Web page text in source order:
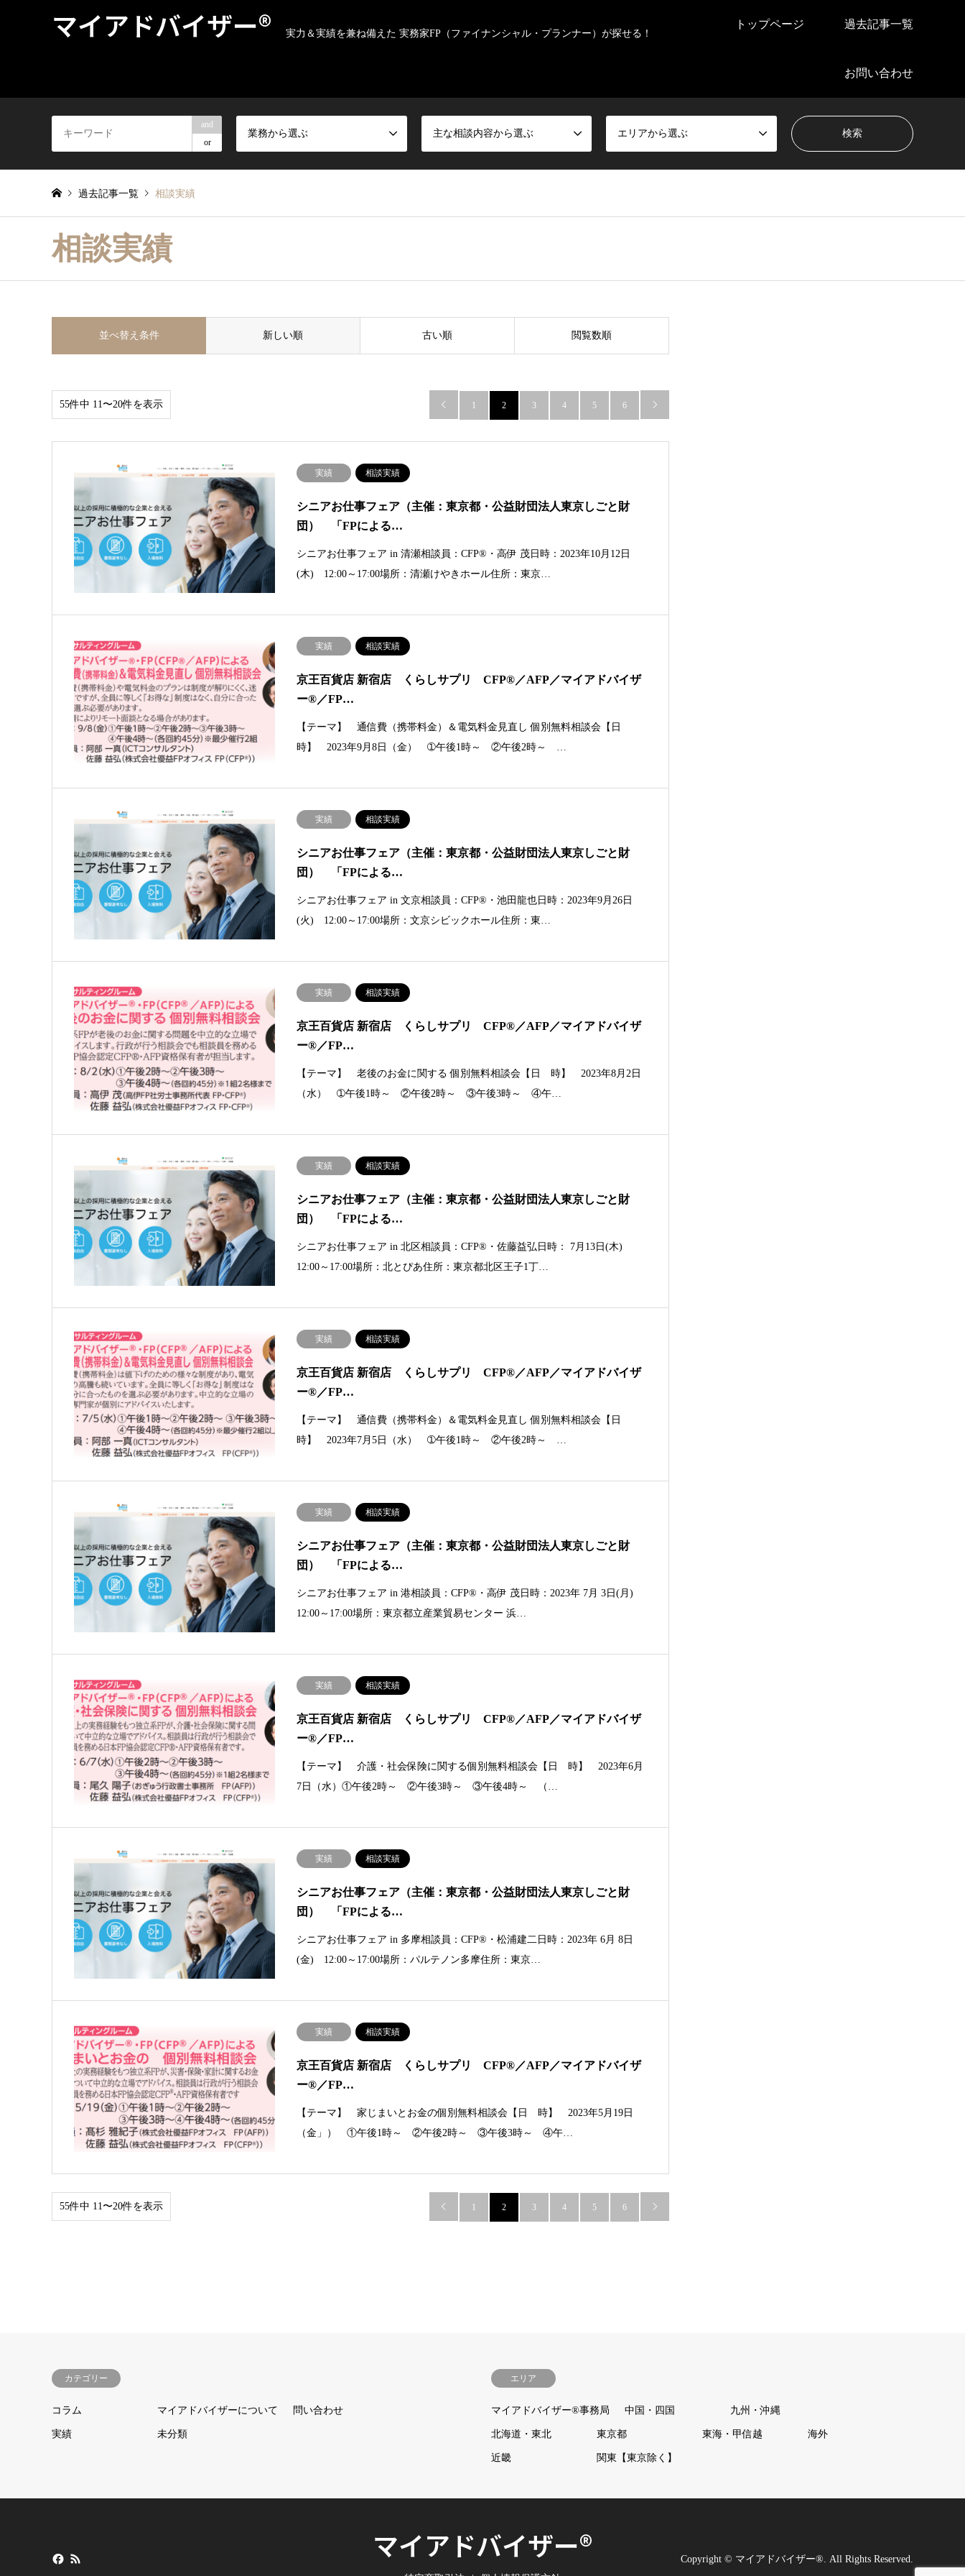
マイアドバイザー® 実力＆実績を兼ね備えた 実務家FP（ファイナンシャル・プランナー）が探せる！
トップページ 過去記事一覧
お問い合わせ
and
or
業務から選ぶ 主な相談内容から選ぶ エリアから選ぶ
過去記事一覧 相談実績
相談実績
並べ替え条件 新しい順 古い順 閲覧数順
55件中 11〜20件を表示  1 2 3 4 5 6 
実績 相談実績
シニアお仕事フェア（主催：東京都・公益財団法人東京しごと財
団） 「FPによる…
シニアお仕事フェア in 清瀬相談員：CFP®・高伊 茂日時：2023年10月12日
(木) 12:00～17:00場所：清瀬けやきホール住所：東京…
実績 相談実績
京王百貨店 新宿店 くらしサプリ CFP®／AFP／マイアドバイザ
ー®／FP…
【テーマ】 通信費（携帯料金）＆電気料金見直し 個別無料相談会【日
時】 2023年9月8日（金） ➀午後1時～ ②午後2時～ …
実績 相談実績
シニアお仕事フェア（主催：東京都・公益財団法人東京しごと財
団） 「FPによる…
シニアお仕事フェア in 文京相談員：CFP®・池田龍也日時：2023年9月26日
(火) 12:00～17:00場所：文京シビックホール住所：東…
実績 相談実績
京王百貨店 新宿店 くらしサプリ CFP®／AFP／マイアドバイザ
ー®／FP…
【テーマ】 老後のお金に関する 個別無料相談会【日 時】 2023年8月2日
（水） ➀午後1時～ ②午後2時～ ③午後3時～ ④午…
実績 相談実績
シニアお仕事フェア（主催：東京都・公益財団法人東京しごと財
団） 「FPによる…
シニアお仕事フェア in 北区相談員：CFP®・佐藤益弘日時： 7月13日(木)
12:00～17:00場所：北とぴあ住所：東京都北区王子1丁…
実績 相談実績
京王百貨店 新宿店 くらしサプリ CFP®／AFP／マイアドバイザ
ー®／FP…
【テーマ】 通信費（携帯料金）＆電気料金見直し 個別無料相談会【日
時】 2023年7月5日（水） ➀午後1時～ ②午後2時～ …
実績 相談実績
シニアお仕事フェア（主催：東京都・公益財団法人東京しごと財
団） 「FPによる…
シニアお仕事フェア in 港相談員：CFP®・高伊 茂日時：2023年 7月 3日(月)
12:00～17:00場所：東京都立産業貿易センター 浜…
実績 相談実績
京王百貨店 新宿店 くらしサプリ CFP®／AFP／マイアドバイザ
ー®／FP…
【テーマ】 介護・社会保険に関する個別無料相談会【日 時】 2023年6月
7日（水）①午後2時～ ②午後3時～ ③午後4時～ （…
実績 相談実績
シニアお仕事フェア（主催：東京都・公益財団法人東京しごと財
団） 「FPによる…
シニアお仕事フェア in 多摩相談員：CFP®・松浦建二日時：2023年 6月 8日
(金) 12:00～17:00場所：パルテノン多摩住所：東京…
実績 相談実績
京王百貨店 新宿店 くらしサプリ CFP®／AFP／マイアドバイザ
ー®／FP…
【テーマ】 家じまいとお金の個別無料相談会【日 時】 2023年5月19日
（金」） ①午後1時～ ②午後2時～ ③午後3時～ ④午…
55件中 11〜20件を表示  1 2 3 4 5 6 
カテゴリー
コラム マイアドバイザーについて 問い合わせ
実績 未分類
エリア
マイアドバイザー®事務局 中国・四国 九州・沖縄
北海道・東北 東京都 東海・甲信越 海外
近畿 関東【東京除く】
マイアドバイザー® Copyright © マイアドバイザー® . All Rights Reserved.